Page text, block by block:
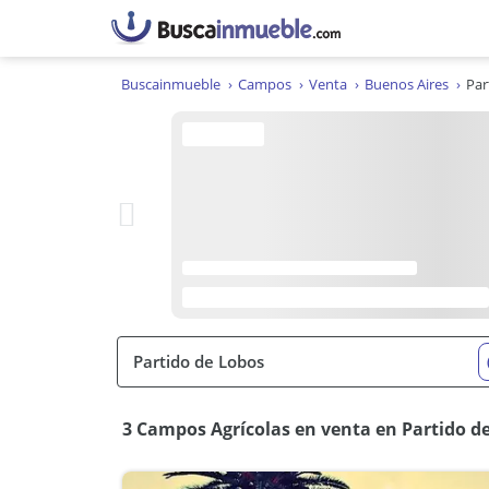
Buscainmueble Campos Venta Buenos Aires
3 Campos Agrícolas en venta en Partido